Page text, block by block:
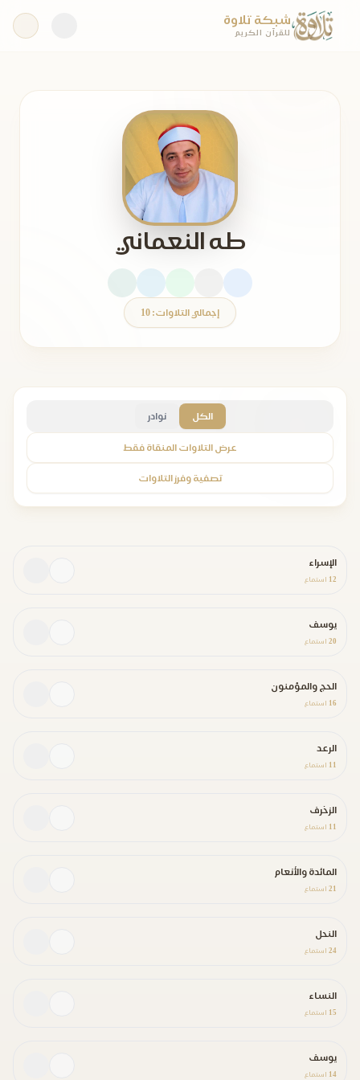
شبكة تلاوة
للقرآن الكريم
طه النعماني
إجمالي التلاوات: 10
الكل نوادر
عرض التلاوات المنقاة فقط
تصفية وفرز التلاوات
الإسراء
12 استماع
يوسف
20 استماع
الحج والمؤمنون
16 استماع
الرعد
11 استماع
الزخرف
11 استماع
المائدة والأنعام
21 استماع
النحل
24 استماع
النساء
15 استماع
يوسف
14 استماع